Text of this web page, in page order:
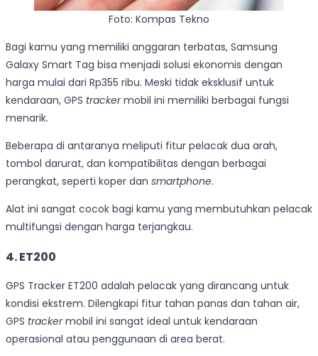
Foto: Kompas Tekno
Bagi kamu yang memiliki anggaran terbatas, Samsung
Galaxy Smart Tag bisa menjadi solusi ekonomis dengan
harga mulai dari Rp355 ribu. Meski tidak eksklusif untuk
kendaraan, GPS trackermobil ini memiliki berbagai fungsi
menarik.
Beberapa di antaranya meliputi fitur pelacak dua arah,
tombol darurat, dan kompatibilitas dengan berbagai
perangkat, seperti koper dan smartphone.
Alat ini sangat cocok bagi kamu yang membutuhkan pelacak
multifungsi dengan harga terjangkau.
4. ET200
GPS Tracker ET200 adalah pelacak yang dirancang untuk
kondisi ekstrem. Dilengkapi fitur tahan panas dan tahan air,
GPS trackermobil ini sangat ideal untuk kendaraan
operasional atau penggunaan di area berat.